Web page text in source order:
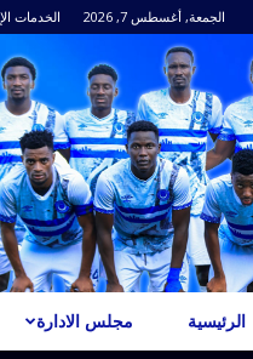
الجمعة, أغسطس 7, 2026 الخدمات
مجلس الادارة الرئيسية